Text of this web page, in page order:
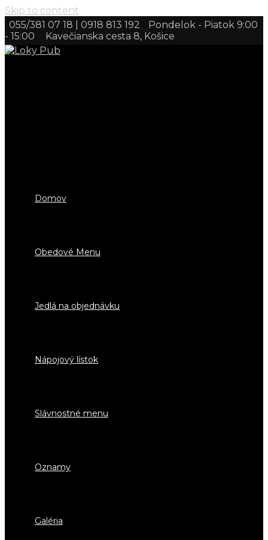
Skip to content
055/381 07 18 | 0918 813 192
Pondelok - Piatok 9:00
- 15:00
Kavečianska cesta 8, Košice
Domov
Obedové Menu
Jedlá na objednávku
Nápojový lístok
Slávnostné menu
Oznamy
Galéria